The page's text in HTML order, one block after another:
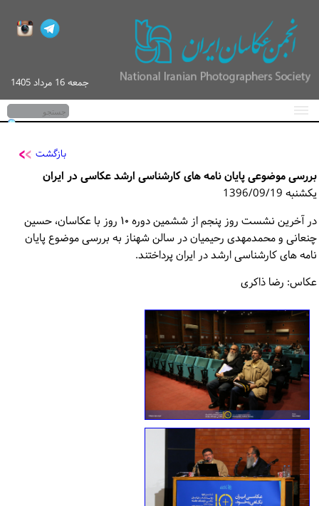
جمعه 16 مرداد 1405
صفحه اصلی
گزارش تصویری
پیگیری / ورود
بازگشت
بررسی موضوعی پایان نامه های کارشناسی ارشد عکاسی در ایران
یکشنبه 1396/09/19
در آخرین نشست روز پنجم از ششمین دوره ۱۰ روز با عکاسان، حسین
چنعانی و محمدمهدی رحیمیان در سالن شهناز به بررسی موضوع پایان
نامه های کارشناسی ارشد در ایران پرداختند.
عکاس: رضا ذاکری